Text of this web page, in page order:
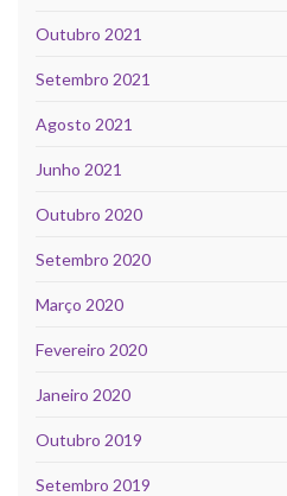
Outubro 2021
Setembro 2021
Agosto 2021
Junho 2021
Outubro 2020
Setembro 2020
Março 2020
Fevereiro 2020
Janeiro 2020
Outubro 2019
Setembro 2019